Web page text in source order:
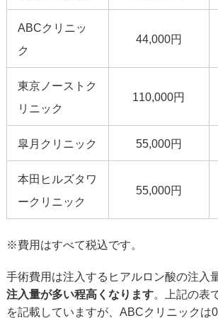
ABCクリニッ
ク
44,000円
東京ノーストク
リニック
110,000円
皐月クリニック 55,000円
本田ヒルズタワ
ークリニック
55,000円
※費用はすべて税込です。
手術費用は注入するヒアルロン酸の注入
注入量が多い程高くなります。上記の表
を記載していますが、ABCクリニックは